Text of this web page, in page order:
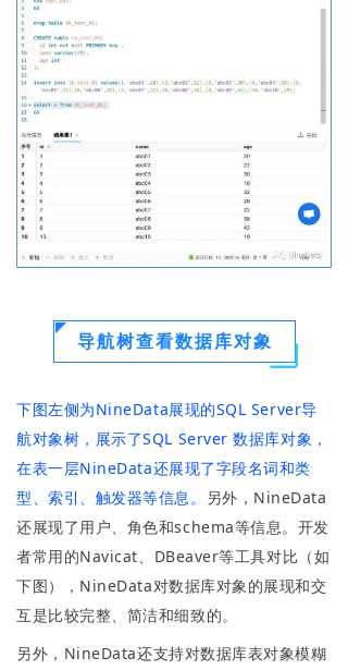
导航树查看数据库对象
下图左侧为NineData展现的SQL Server导
航对象树，展示了SQL Server 数据库对象，
在表一层NineData还展现了字段名词和类
型、索引、触发器等信息。
另外，NineData
还展现了用户、角色和schema等信息。开发
者常用的Navicat、DBeaver等工具对比（如
下图），NineData对数据库对象的展现和交
互是比较完整、简洁和细致的。
另外，NineData还支持对数据库表对象模糊